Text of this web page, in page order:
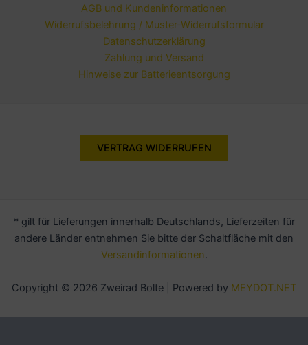
AGB und Kundeninformationen
Widerrufsbelehrung / Muster-Widerrufsformular
Datenschutzerklärung
Zahlung und Versand
Hinweise zur Batterieentsorgung
VERTRAG WIDERRUFEN
* gilt für Lieferungen innerhalb Deutschlands, Lieferzeiten für
andere Länder entnehmen Sie bitte der Schaltfläche mit den
Versandinformationen.
Copyright © 2026 Zweirad Bolte | Powered by MEYDOT.NET